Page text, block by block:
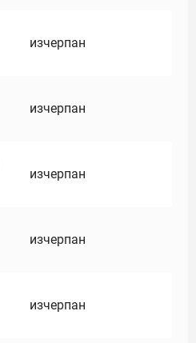
изчерпан
изчерпан
изчерпан
изчерпан
изчерпан